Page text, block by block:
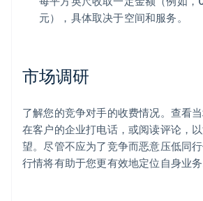
元），具体取决于空间和服务。
市场调研
了解您的竞争对手的收费情况。查看
在客户的企业打电话，或阅读评论，
望。尽管不应为了竞争而恶意压低同
行情将有助于您更有效地定位自身业务